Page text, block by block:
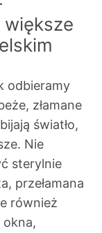
odbieramy
złamane
światło,
Nie
sterylnie
przełamana
również
okna,